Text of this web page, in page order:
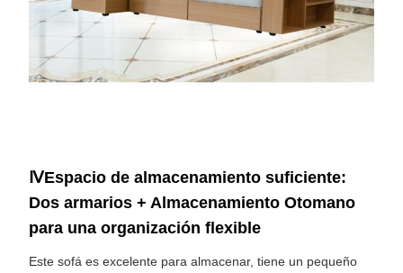
ⅣEspacio de almacenamiento suficiente:
Dos armarios + Almacenamiento Otomano
para una organización flexible
Este sofá es excelente para almacenar, tiene un pequeño